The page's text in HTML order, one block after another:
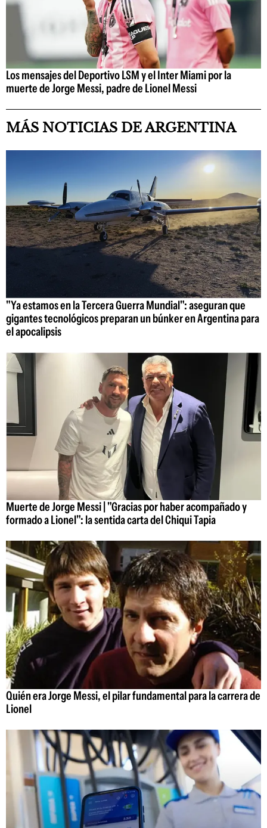
Los mensajes del Deportivo LSM y el Inter Miami por la
muerte de Jorge Messi, padre de Lionel Messi
MÁS NOTICIAS DE ARGENTINA
"Ya estamos en la Tercera Guerra Mundial": aseguran que
gigantes tecnológicos preparan un búnker en Argentina para
el apocalipsis
Muerte de Jorge Messi | "Gracias por haber acompañado y
formado a Lionel": la sentida carta del Chiqui Tapia
Quién era Jorge Messi, el pilar fundamental para la carrera de
Lionel